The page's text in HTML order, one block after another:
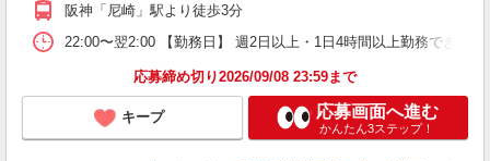
阪神「尼崎」駅より徒歩3分
22:00〜翌2:00 【勤務日】 週2日以上・1日4時間以上勤務でき
応募締め切り2026/09/08 23:59まで
キープ 応募画面へ進む
かんたん3ステップ！